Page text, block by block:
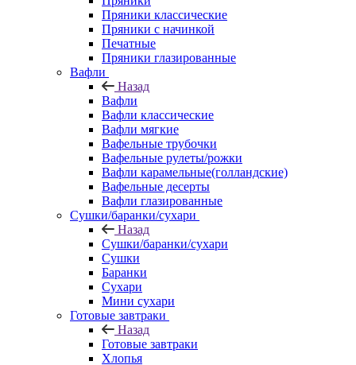
Пряники классические
Пряники с начинкой
Печатные
Пряники глазированные
Вафли
Назад
Вафли
Вафли классические
Вафли мягкие
Вафельные трубочки
Вафельные рулеты/рожки
Вафли карамельные(голландские)
Вафельные десерты
Вафли глазированные
Сушки/баранки/сухари
Назад
Сушки/баранки/сухари
Сушки
Баранки
Сухари
Мини сухари
Готовые завтраки
Назад
Готовые завтраки
Хлопья